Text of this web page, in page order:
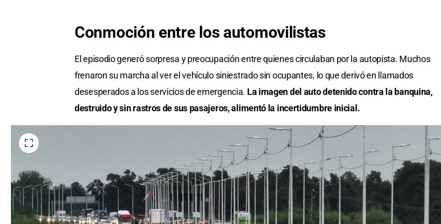
Conmoción entre los automovilistas
El episodio generó sorpresa y preocupación entre quienes circulaban por la autopista. Muchos
frenaron su marcha al ver el vehículo siniestrado sin ocupantes, lo que derivó en llamados
desesperados a los servicios de emergencia. La imagen del auto detenido contra la banquina,
destruido y sin rastros de sus pasajeros, alimentó la incertidumbre inicial.